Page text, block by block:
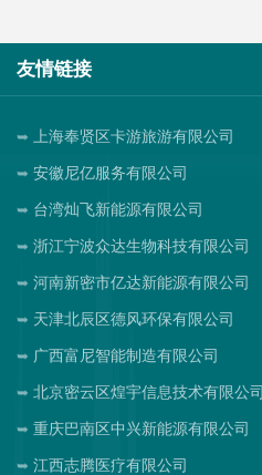
友情链接
上海奉贤区卡游旅游有限公司
安徽尼亿服务有限公司
台湾灿飞新能源有限公司
浙江宁波众达生物科技有限公司
河南新密市亿达新能源有限公司
天津北辰区德风环保有限公司
广西富尼智能制造有限公司
北京密云区煌宇信息技术有限公司
重庆巴南区中兴新能源有限公司
江西志腾医疗有限公司